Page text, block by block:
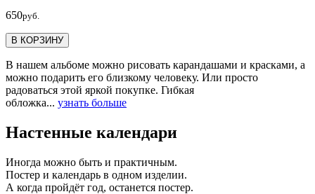
650руб.
В КОРЗИНУ
В нашем альбоме можно рисовать карандашами и красками, а
можно подарить его близкому человеку. Или просто
радоваться этой яркой покупке. Гибкая
обложка... узнать больше
Настенные календари
Иногда можно быть и практичным.
Постер и календарь в одном изделии.
А когда пройдёт год, останется постер.